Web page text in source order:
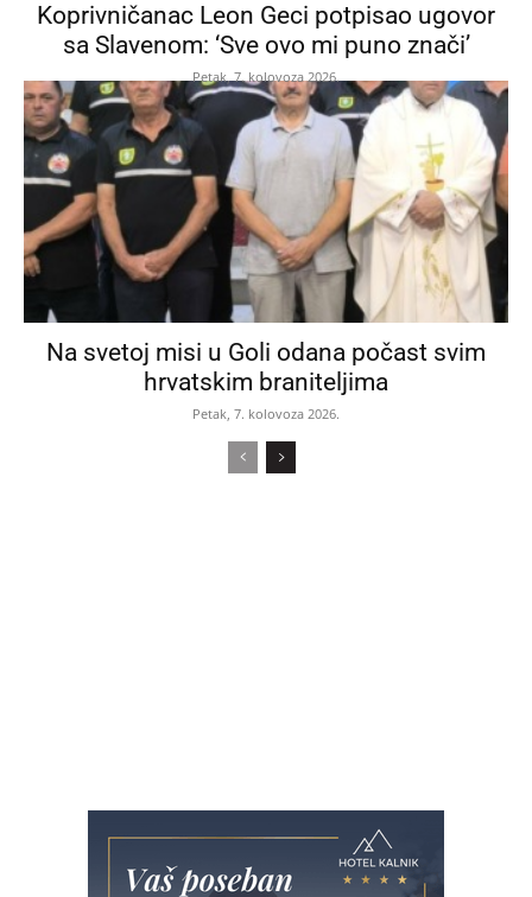
Koprivničanac Leon Geci potpisao ugovor
sa Slavenom: ‘Sve ovo mi puno znači’
Petak, 7. kolovoza 2026.
Na svetoj misi u Goli odana počast svim
hrvatskim braniteljima
Petak, 7. kolovoza 2026.